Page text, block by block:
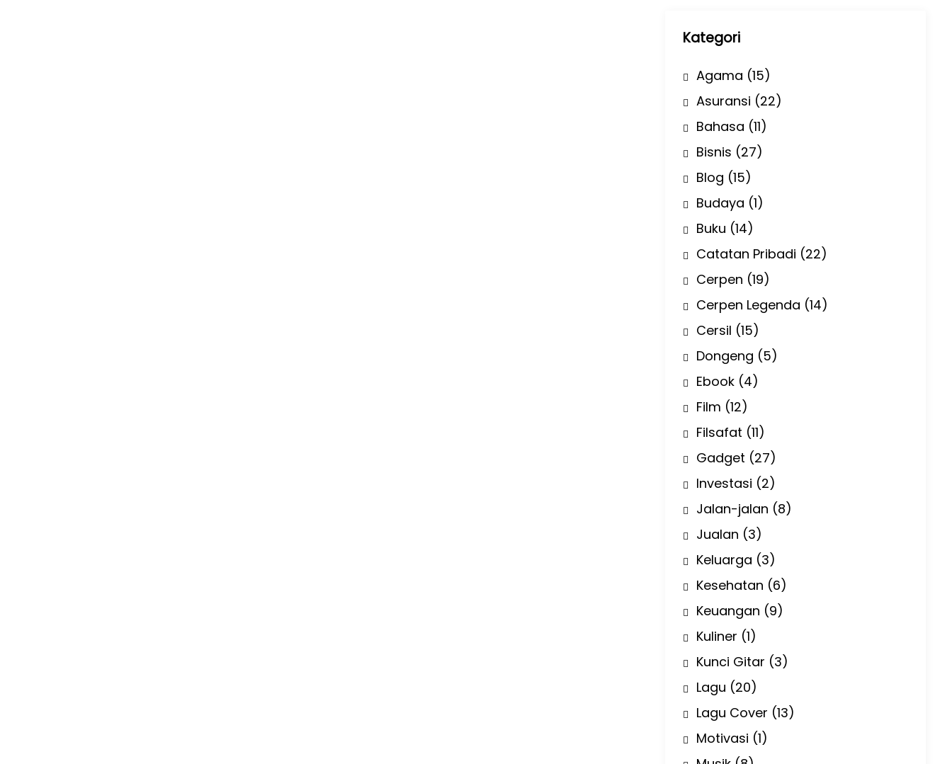
Kategori
Agama (15)
Asuransi (22)
Bahasa (11)
Bisnis (27)
Blog (15)
Budaya (1)
Buku (14)
Catatan Pribadi (22)
Cerpen (19)
Cerpen Legenda (14)
Cersil (15)
Dongeng (5)
Ebook (4)
Film (12)
Filsafat (11)
Gadget (27)
Investasi (2)
Jalan-jalan (8)
Jualan (3)
Keluarga (3)
Kesehatan (6)
Keuangan (9)
Kuliner (1)
Kunci Gitar (3)
Lagu (20)
Lagu Cover (13)
Motivasi (1)